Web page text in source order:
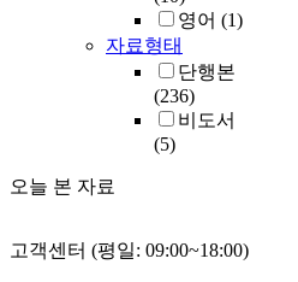
영어 (1)
자료형태
단행본
(236)
비도서
(5)
오늘 본 자료
고객센터 (평일: 09:00~18:00)